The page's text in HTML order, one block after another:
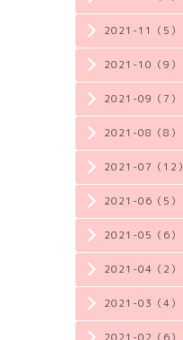
2021-11（5）
2021-10（9）
2021-09（7）
2021-08（8）
2021-07（12）
2021-06（5）
2021-05（6）
2021-04（2）
2021-03（4）